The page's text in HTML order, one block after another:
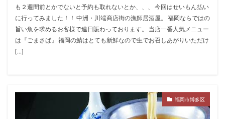
も２週間前とかでないと予約も取れないとか、、、 今回はせいもん払い
に行ってみました！！ 中洲・川端商店街の漁師居酒屋。 福岡ならではの
旨い魚を求めるお客様で連日賑わっております。 当店一番人気メニュー
は『ごまさば』 福岡の鯖はとても新鮮なので生でお召しあがりいただけ
[…]
福岡市博多区